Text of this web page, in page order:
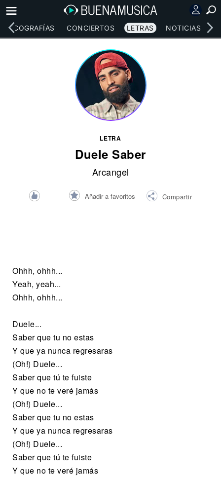
DISCOGRAFÍAS CONCIERTOS LETRAS NOTICIAS
LETRA
Duele Saber
Arcangel
Añadir a favoritos Compartir
Ohhh, ohhh...
Yeah, yeah...
Ohhh, ohhh...
Duele...
Saber que tu no estas
Y que ya nunca regresaras
(Oh!) Duele...
Saber que tú te fuiste
Y que no te veré jamás
(Oh!) Duele...
Saber que tu no estas
Y que ya nunca regresaras
(Oh!) Duele...
Saber que tú te fuiste
Y que no te veré jamás